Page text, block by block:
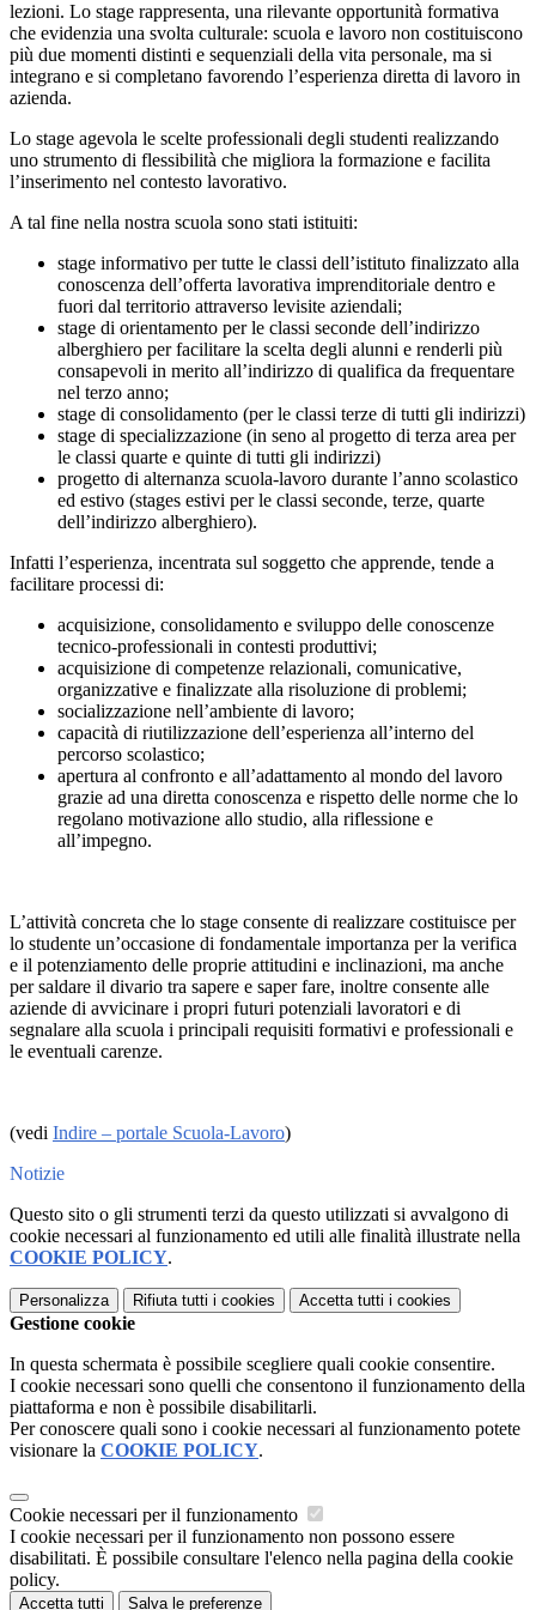
lezioni. Lo stage rappresenta, una rilevante opportunità formativa
che evidenzia una svolta culturale: scuola e lavoro non costituiscono
più due momenti distinti e sequenziali della vita personale, ma si
integrano e si completano favorendo l’esperienza diretta di lavoro in
azienda.
Lo stage agevola le scelte professionali degli studenti realizzando
uno strumento di flessibilità che migliora la formazione e facilita
l’inserimento nel contesto lavorativo.
A tal fine nella nostra scuola sono stati istituiti:
stage informativo per tutte le classi dell’istituto finalizzato alla
conoscenza dell’offerta lavorativa imprenditoriale dentro e
fuori dal territorio attraverso levisite aziendali;
stage di orientamento per le classi seconde dell’indirizzo
alberghiero per facilitare la scelta degli alunni e renderli più
consapevoli in merito all’indirizzo di qualifica da frequentare
nel terzo anno;
stage di consolidamento (per le classi terze di tutti gli indirizzi)
stage di specializzazione (in seno al progetto di terza area per
le classi quarte e quinte di tutti gli indirizzi)
progetto di alternanza scuola-lavoro durante l’anno scolastico
ed estivo (stages estivi per le classi seconde, terze, quarte
dell’indirizzo alberghiero).
Infatti l’esperienza, incentrata sul soggetto che apprende, tende a
facilitare processi di:
acquisizione, consolidamento e sviluppo delle conoscenze
tecnico-professionali in contesti produttivi;
acquisizione di competenze relazionali, comunicative,
organizzative e finalizzate alla risoluzione di problemi;
socializzazione nell’ambiente di lavoro;
capacità di riutilizzazione dell’esperienza all’interno del
percorso scolastico;
apertura al confronto e all’adattamento al mondo del lavoro
grazie ad una diretta conoscenza e rispetto delle norme che lo
regolano motivazione allo studio, alla riflessione e
all’impegno.
L’attività concreta che lo stage consente di realizzare costituisce per
lo studente un’occasione di fondamentale importanza per la verifica
e il potenziamento delle proprie attitudini e inclinazioni, ma anche
per saldare il divario tra sapere e saper fare, inoltre consente alle
aziende di avvicinare i propri futuri potenziali lavoratori e di
segnalare alla scuola i principali requisiti formativi e professionali e
le eventuali carenze.
(vedi Indire – portale Scuola-Lavoro)
Notizie
Questo sito o gli strumenti terzi da questo utilizzati si avvalgono di
cookie necessari al funzionamento ed utili alle finalità illustrate nella
COOKIE POLICY.
Personalizza Rifiuta tutti i cookies Accetta tutti i cookies
Gestione cookie
In questa schermata è possibile scegliere quali cookie consentire.
I cookie necessari sono quelli che consentono il funzionamento della
piattaforma e non è possibile disabilitarli.
Per conoscere quali sono i cookie necessari al funzionamento potete
visionare la COOKIE POLICY.
Cookie necessari per il funzionamento
I cookie necessari per il funzionamento non possono essere
disabilitati. È possibile consultare l'elenco nella pagina della cookie
policy.
Accetta tutti Salva le preferenze